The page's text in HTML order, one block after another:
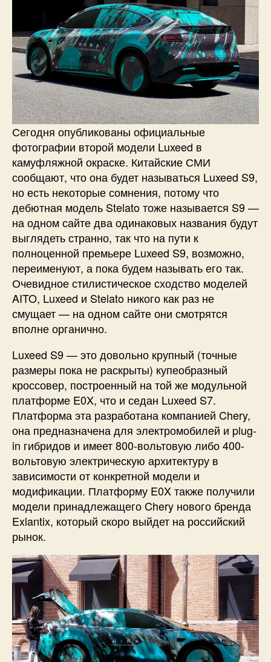
Сегодня опубликованы официальные
фотографии второй модели Luxeed в
камуфляжной окраске. Китайские СМИ
сообщают, что она будет называться Luxeed S9,
но есть некоторые сомнения, потому что
дебютная модель Stelato тоже называется S9 —
на одном сайте два одинаковых названия будут
выглядеть странно, так что на пути к
полноценной премьере Luxeed S9, возможно,
переименуют, а пока будем называть его так.
Очевидное стилистическое сходство моделей
AITO, Luxeed и Stelato никого как раз не
смущает — на одном сайте они смотрятся
вполне органично.
Luxeed S9 — это довольно крупный (точные
размеры пока не раскрыты) купеобразный
кроссовер, построенный на той же модульной
платформе E0X, что и седан Luxeed S7.
Платформа эта разработана компанией Chery,
она предназначена для электромобилей и plug-
in гибридов и имеет 800-вольтовую либо 400-
вольтовую электрическую архитектуру в
зависимости от конкретной модели и
модификации. Платформу E0X также получили
модели принадлежащего Chery нового бренда
Exlantix, который скоро выйдет на российский
рынок.